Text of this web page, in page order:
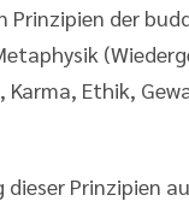
Prinzipien der
Karma, Ethik,
dieser Prinzipien